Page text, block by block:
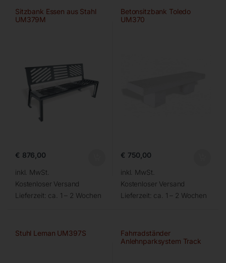
Sitzbank Essen aus Stahl
UM379M
€ 876,00
inkl. MwSt.
Kostenloser Versand
Lieferzeit: ca. 1 – 2 Wochen
Betonsitzbank Toledo
UM370
€ 750,00
inkl. MwSt.
Kostenloser Versand
Lieferzeit: ca. 1 – 2 Wochen
Stuhl Leman UM397S
Fahrradständer
Anlehnparksystem Track